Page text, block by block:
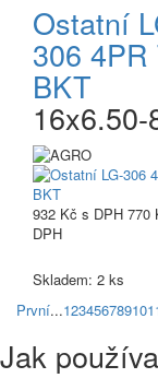
Ostatní
306 4PR
BKT
16x6.50-
932 Kč s DPH 770
DPH
Skladem: 2 ks
První...12345678910
Jak